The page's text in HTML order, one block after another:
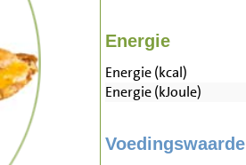
Energie
Energie (kcal)
Energie (kJoule)
Voedingswaarde